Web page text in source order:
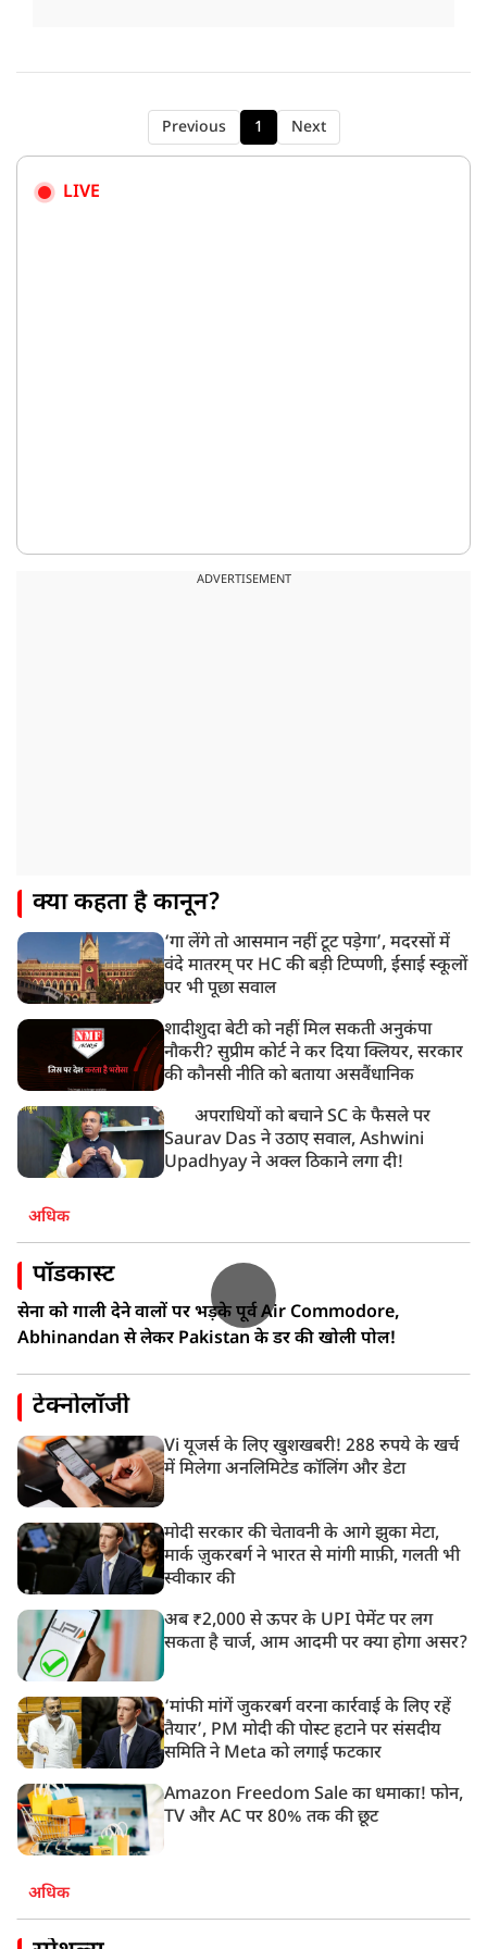
Previous 1 Next
LIVE
ADVERTISEMENT
क्या कहता है कानून?
‘गा लेंगे तो आसमान नहीं टूट पड़ेगा’, मदरसों में
वंदे मातरम् पर HC की बड़ी टिप्पणी, ईसाई स्कूलों
पर भी पूछा सवाल
शादीशुदा बेटी को नहीं मिल सकती अनुकंपा
नौकरी? सुप्रीम कोर्ट ने कर दिया क्लियर, सरकार
की कौनसी नीति को बताया असवैंधानिक
अपराधियों को बचाने SC के फैसले पर
Saurav Das ने उठाए सवाल, Ashwini
Upadhyay ने अक्ल ठिकाने लगा दी!
अधिक
पॉडकास्ट
सेना को गाली देने वालों पर भड़के पूर्व Air Commodore,
Abhinandan से लेकर Pakistan के डर की खोली पोल!
टेक्नोलॉजी
Vi यूजर्स के लिए खुशखबरी! 288 रुपये के खर्च
में मिलेगा अनलिमिटेड कॉलिंग और डेटा
मोदी सरकार की चेतावनी के आगे झुका मेटा,
मार्क ज़ुकरबर्ग ने भारत से मांगी माफ़ी, गलती भी
स्वीकार की
अब ₹2,000 से ऊपर के UPI पेमेंट पर लग
सकता है चार्ज, आम आदमी पर क्या होगा असर?
‘मांफी मांगें जुकरबर्ग वरना कार्रवाई के लिए रहें
तैयार’, PM मोदी की पोस्ट हटाने पर संसदीय
समिति ने Meta को लगाई फटकार
Amazon Freedom Sale का धमाका! फोन,
TV और AC पर 80% तक की छूट
अधिक